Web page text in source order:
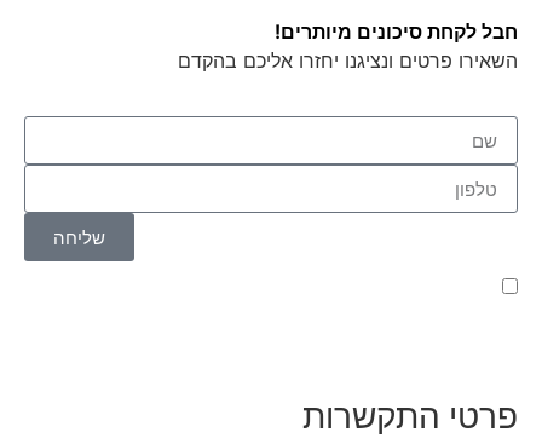
חבל לקחת סיכונים מיותרים!
השאירו פרטים ונציגנו יחזרו אליכם בהקדם
שליחה
פרטי התקשרות